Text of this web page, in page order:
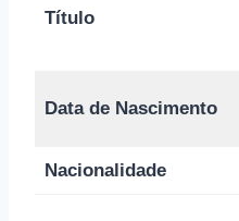
Título
Data de Nascimento
Nacionalidade